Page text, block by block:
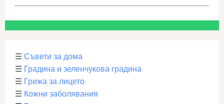
☰ Съвети за дома
☰ Градина и зеленчукова градина
☰ Грижа за лицето
☰ Кожни заболявания